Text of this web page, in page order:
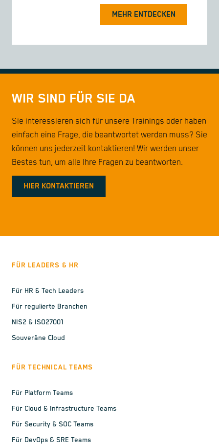
MEHR ENTDECKEN
WIR SIND FÜR SIE DA
Sie interessieren sich für unsere Trainings oder haben
einfach eine Frage, die beantwortet werden muss? Sie
können uns jederzeit kontaktieren! Wir werden unser
Bestes tun, um alle Ihre Fragen zu beantworten.
HIER KONTAKTIEREN
FÜR LEADERS & HR
Für HR & Tech Leaders
Für regulierte Branchen
NIS2 & ISO27001
Souveräne Cloud
FÜR TECHNICAL TEAMS
Für Platform Teams
Für Cloud & Infrastructure Teams
Für Security & SOC Teams
Für DevOps & SRE Teams